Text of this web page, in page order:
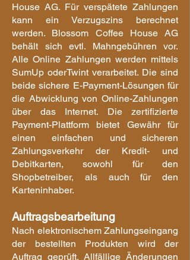
House AG. Für verspätete Zahlungen
kann ein Verzugszins berechnet
werden. Blossom Coffee House AG
behält sich evtl. Mahngebühren vor.
Alle Online Zahlungen werden mittels
SumUp oderTwint verarbeitet. Die sind
beide sichere E-Payment-Lösungen für
die Abwicklung von Online-Zahlungen
über das Internet. Die zertifizierte
Payment-Plattform bietet Gewähr für
einen einfachen und sicheren
Zahlungsverkehr der Kredit- und
Debitkarten, sowohl für den
Shopbetreiber, als auch für den
Karteninhaber.
Auftragsbearbeitung
Nach elektronischem Zahlungseingang
der bestellten Produkten wird der
Auftrag geprüft. Allfällige Änderungen